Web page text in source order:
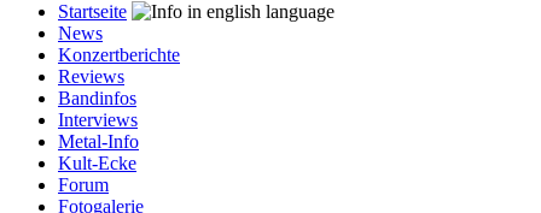
Startseite
News
Konzertberichte
Reviews
Bandinfos
Interviews
Metal-Info
Kult-Ecke
Forum
Fotogalerie